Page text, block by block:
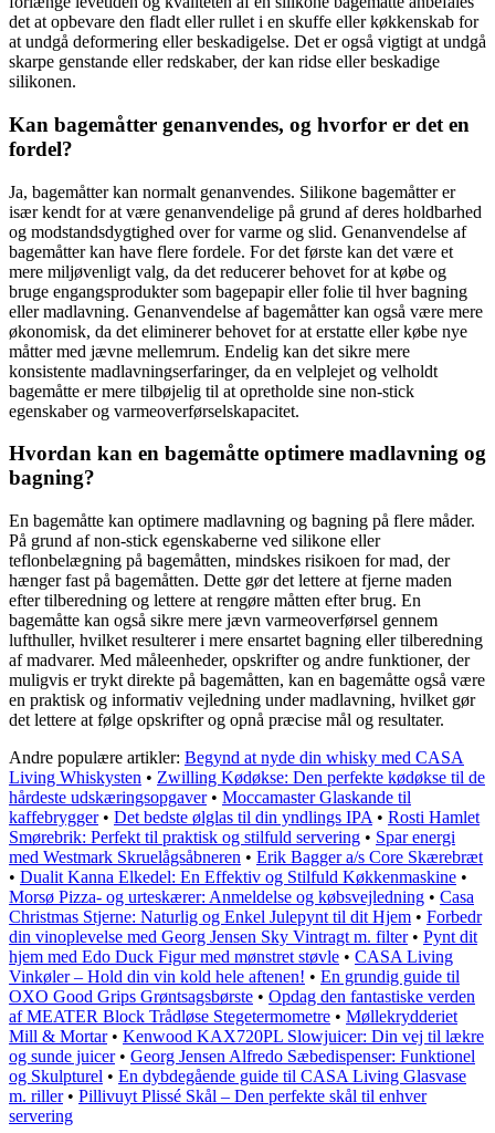
det at opbevare den fladt eller rullet i en skuffe eller køkkenskab for
at undgå deformering eller beskadigelse. Det er også vigtigt at undgå
skarpe genstande eller redskaber, der kan ridse eller beskadige
silikonen.
Kan bagemåtter genanvendes, og hvorfor er det en
fordel?
Ja, bagemåtter kan normalt genanvendes. Silikone bagemåtter er
især kendt for at være genanvendelige på grund af deres holdbarhed
og modstandsdygtighed over for varme og slid. Genanvendelse af
bagemåtter kan have flere fordele. For det første kan det være et
mere miljøvenligt valg, da det reducerer behovet for at købe og
bruge engangsprodukter som bagepapir eller folie til hver bagning
eller madlavning. Genanvendelse af bagemåtter kan også være mere
økonomisk, da det eliminerer behovet for at erstatte eller købe nye
måtter med jævne mellemrum. Endelig kan det sikre mere
konsistente madlavningserfaringer, da en velplejet og velholdt
bagemåtte er mere tilbøjelig til at opretholde sine non-stick
egenskaber og varmeoverførselskapacitet.
Hvordan kan en bagemåtte optimere madlavning og
bagning?
En bagemåtte kan optimere madlavning og bagning på flere måder.
På grund af non-stick egenskaberne ved silikone eller
teflonbelægning på bagemåtten, mindskes risikoen for mad, der
hænger fast på bagemåtten. Dette gør det lettere at fjerne maden
efter tilberedning og lettere at rengøre måtten efter brug. En
bagemåtte kan også sikre mere jævn varmeoverførsel gennem
lufthuller, hvilket resulterer i mere ensartet bagning eller tilberedning
af madvarer. Med måleenheder, opskrifter og andre funktioner, der
muligvis er trykt direkte på bagemåtten, kan en bagemåtte også være
en praktisk og informativ vejledning under madlavning, hvilket gør
det lettere at følge opskrifter og opnå præcise mål og resultater.
Andre populære artikler: Begynd at nyde din whisky med CASA
Living Whiskysten • Zwilling Kødøkse: Den perfekte kødøkse til de
hårdeste udskæringsopgaver• Moccamaster Glaskande til
kaffebrygger• Det bedste ølglas til din yndlings IPA • Rosti Hamlet
Smørebrik: Perfekt til praktisk og stilfuld servering • Spar energi
med Westmark Skruelågsåbneren • Erik Bagger a/s Core Skærebræt
• Dualit Kanna Elkedel: En Effektiv og Stilfuld Køkkenmaskine •
Morsø Pizza- og urteskærer: Anmeldelse og købsvejledning • Casa
Christmas Stjerne: Naturlig og Enkel Julepynt til dit Hjem • Forbedr
din vinoplevelse med Georg Jensen Sky Vintragt m. filter• Pynt dit
hjem med Edo Duck Figur med mønstret støvle • CASA Living
Vinkøler – Hold din vin kold hele aftenen! • En grundig guide til
OXO Good Grips Grøntsagsbørste • Opdag den fantastiske verden
af MEATER Block Trådløse Stegetermometre • Møllekrydderiet
Mill & Mortar• Kenwood KAX720PL Slowjuicer: Din vej til lækre
og sunde juicer• Georg Jensen Alfredo Sæbedispenser: Funktionel
og Skulpturel • En dybdegående guide til CASA Living Glasvase
m. riller• Pillivuyt Plissé Skål – Den perfekte skål til enhver
servering